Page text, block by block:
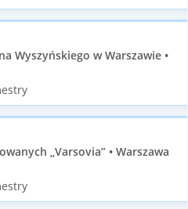
Wyszyńskiego w Warszawie •
„Varsovia” • Warszawa